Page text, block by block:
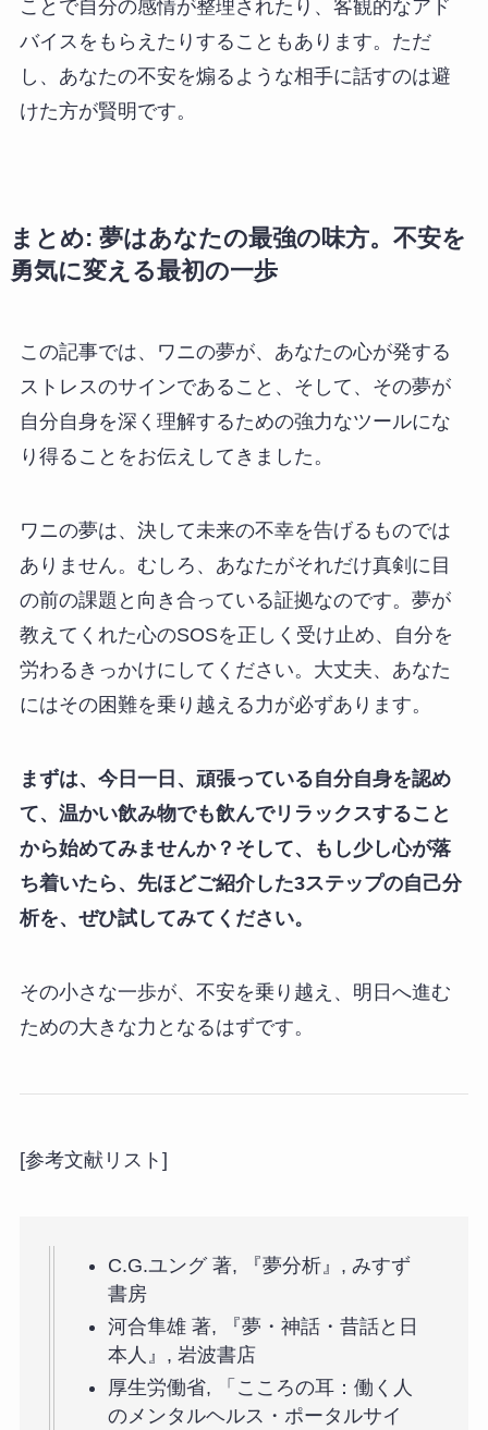
ことで自分の感情が整理されたり、客観的なアド
バイスをもらえたりすることもあります。ただ
し、あなたの不安を煽るような相手に話すのは避
けた方が賢明です。
まとめ: 夢はあなたの最強の味方。不安を
勇気に変える最初の一歩
この記事では、ワニの夢が、あなたの心が発する
ストレスのサインであること、そして、その夢が
自分自身を深く理解するための強力なツールにな
り得ることをお伝えしてきました。
ワニの夢は、決して未来の不幸を告げるものでは
ありません。むしろ、あなたがそれだけ真剣に目
の前の課題と向き合っている証拠なのです。夢が
教えてくれた心のSOSを正しく受け止め、自分を
労わるきっかけにしてください。大丈夫、あなた
にはその困難を乗り越える力が必ずあります。
まずは、今日一日、頑張っている自分自身を認め
て、温かい飲み物でも飲んでリラックスすること
から始めてみませんか？そして、もし少し心が落
ち着いたら、先ほどご紹介した3ステップの自己分
析を、ぜひ試してみてください。
その小さな一歩が、不安を乗り越え、明日へ進む
ための大きな力となるはずです。
[参考文献リスト]
C.G.ユング 著, 『夢分析』, みすず
書房
河合隼雄 著, 『夢・神話・昔話と日
本人』, 岩波書店
厚生労働省, 「こころの耳：働く人
のメンタルヘルス・ポータルサイ